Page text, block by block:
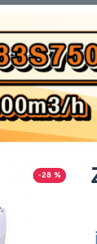
-28 %